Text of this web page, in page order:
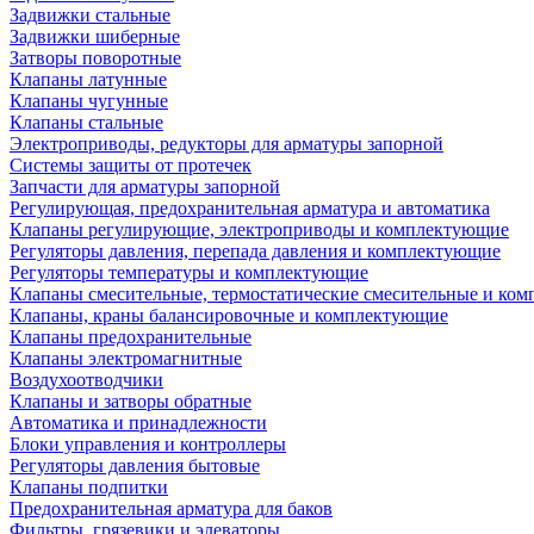
Задвижки стальные
Задвижки шиберные
Затворы поворотные
Клапаны латунные
Клапаны чугунные
Клапаны стальные
Электроприводы, редукторы для арматуры запорной
Системы защиты от протечек
Запчасти для арматуры запорной
Регулирующая, предохранительная арматура и автоматика
Клапаны регулирующие, электроприводы и комплектующие
Регуляторы давления, перепада давления и комплектующие
Регуляторы температуры и комплектующие
Клапаны смесительные, термостатические смесительные и
Клапаны, краны балансировочные и комплектующие
Клапаны предохранительные
Клапаны электромагнитные
Воздухоотводчики
Клапаны и затворы обратные
Автоматика и принадлежности
Блоки управления и контроллеры
Регуляторы давления бытовые
Клапаны подпитки
Предохранительная арматура для баков
Фильтры, грязевики и элеваторы